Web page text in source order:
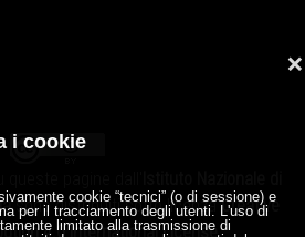
i cookie
cookie “tecnici” (o di sessione) e
per il tracciamento degli utenti. L'uso di
limitato alla trasmissione di
❌
sono distribuiti sotto licenzaCreative
4.0 International License.